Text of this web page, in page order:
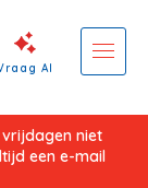
niet
een e-mail
AI